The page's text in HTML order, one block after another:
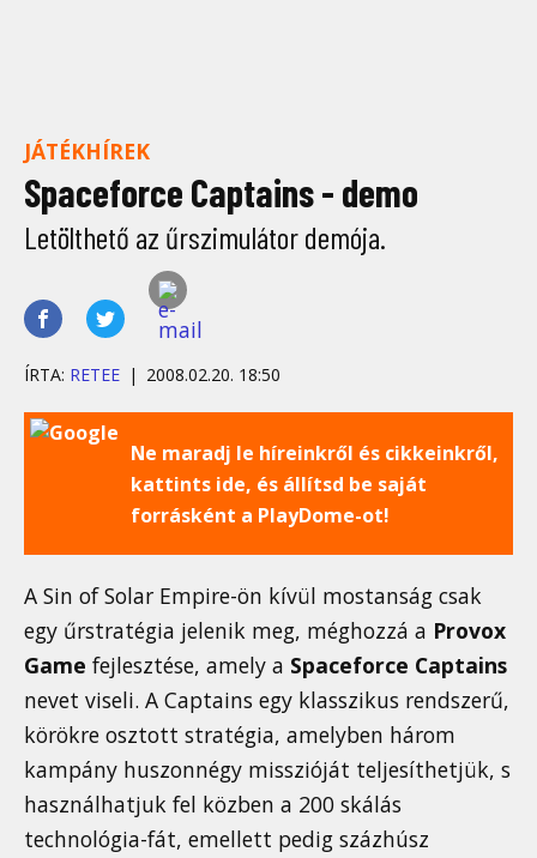
JÁTÉKHÍREK
Spaceforce Captains - demo
Letölthető az űrszimulátor demója.
ÍRTA: RETEE 2008.02.20. 18:50
Ne maradj le híreinkről és cikkeinkről,
kattints ide, és állítsd be saját
forrásként a PlayDome-ot!
A Sin of Solar Empire-ön kívül mostanság csak
egy űrstratégia jelenik meg, méghozzá a Provox
Game fejlesztése, amely a Spaceforce Captains
nevet viseli. A Captains egy klasszikus rendszerű,
körökre osztott stratégia, amelyben három
kampány huszonnégy misszióját teljesíthetjük, s
használhatjuk fel közben a 200 skálás
technológia-fát, emellett pedig százhúsz